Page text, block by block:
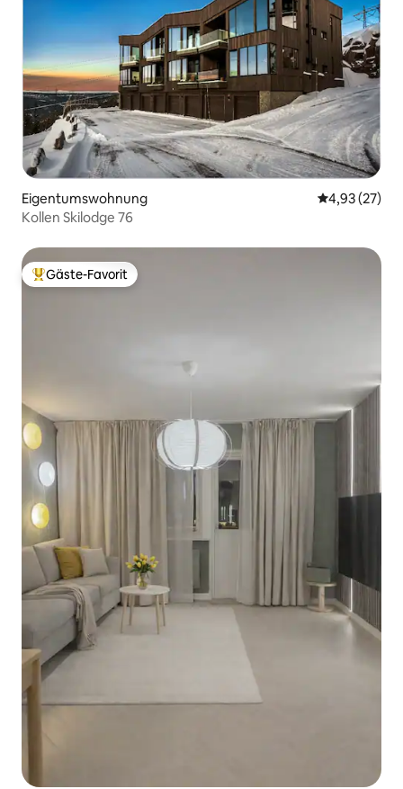
Eigentumswohnung
4,93 (27)
Kollen Skilodge 76
Beliebter Gäste-Favorit.
Gäste-Favorit